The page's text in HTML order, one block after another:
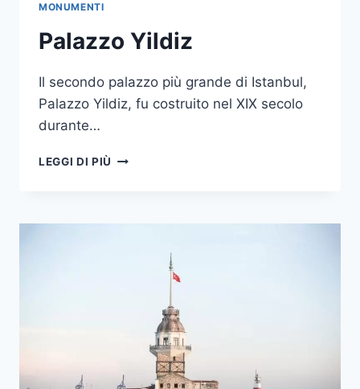
MONUMENTI
Palazzo Yildiz
Il secondo palazzo più grande di Istanbul,
Palazzo Yildiz, fu costruito nel XIX secolo
durante…
LEGGI DI PIÙ PALAZZO